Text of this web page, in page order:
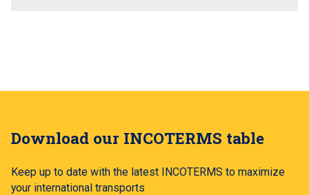
Download our INCOTERMS table
Keep up to date with the latest INCOTERMS to maximize
your international transports